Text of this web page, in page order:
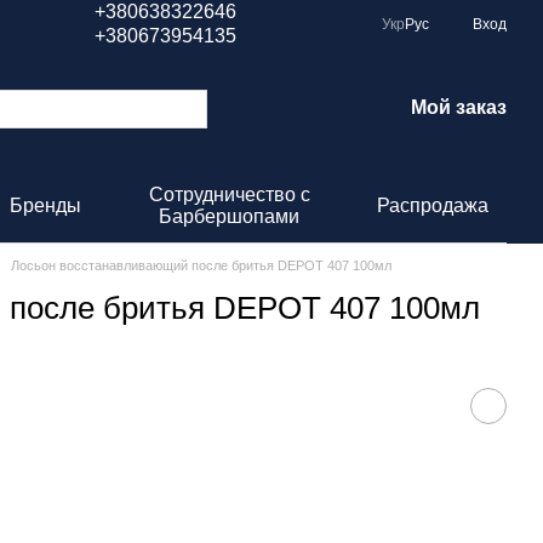
+380638322646
+380673954135
Укр Рус Вход
Мой заказ
Бренды
Сотрудничество с
Барбершопами
Распродажа
Лосьон восстанавливающий после бритья DEPOT 407 100мл
бритья DEPOT 407 100мл